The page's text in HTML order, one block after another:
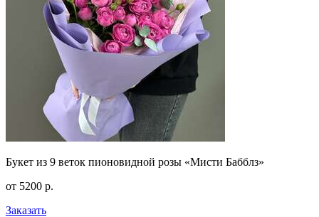
Букет из 9 веток пионовидной розы «Мисти Бабблз»
от 5200 р.
Заказать